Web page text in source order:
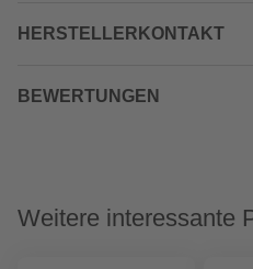
HERSTELLERKONTAKT
BEWERTUNGEN
Weitere interessante